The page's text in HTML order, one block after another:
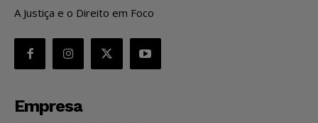
A Justiça e o Direito em Foco
Empresa